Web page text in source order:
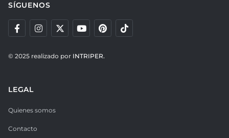
SÍGUENOS
© 2025 realizado por INTRIPER.
LEGAL
Quienes somos
Contacto